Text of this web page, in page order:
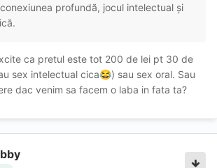
profundă, jocul intelectual și
ca pretul este tot 200 de lei pt 30 de
sex intelectual cica😂) sau sex oral. Sau
dac venim sa facem o laba in fata ta?